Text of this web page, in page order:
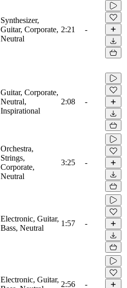
Synthesizer,
Guitar, Corporate,
Neutral
2:21 -
Guitar, Corporate,
Neutral,
Inspirational
2:08 -
Orchestra,
Strings,
Corporate,
Neutral
3:25 -
Electronic, Guitar,
Bass, Neutral
1:57 -
Electronic, Guitar,
2:56 -